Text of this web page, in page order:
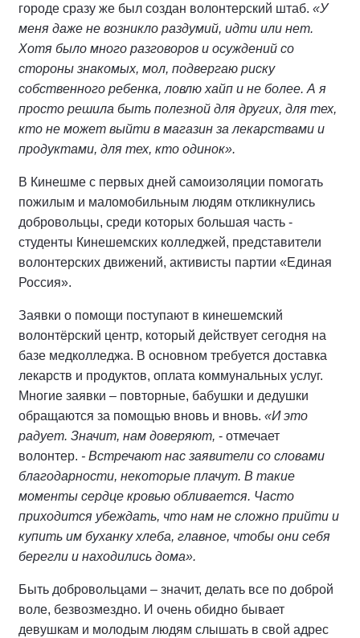
городе сразу же был создан волонтерский штаб. «У
меня даже не возникло раздумий, идти или нет.
Хотя было много разговоров и осуждений со
стороны знакомых, мол, подвергаю риску
собственного ребенка, ловлю хайп и не более. А я
просто решила быть полезной для других, для тех,
кто не может выйти в магазин за лекарствами и
продуктами, для тех, кто одинок».
В Кинешме с первых дней самоизоляции помогать
пожилым и маломобильным людям откликнулись
добровольцы, среди которых большая часть -
студенты Кинешемских колледжей, представители
волонтерских движений, активисты партии «Единая
Россия».
Заявки о помощи поступают в кинешемский
волонтёрский центр, который действует сегодня на
базе медколледжа. В основном требуется доставка
лекарств и продуктов, оплата коммунальных услуг.
Многие заявки – повторные, бабушки и дедушки
обращаются за помощью вновь и вновь. «И это
радует. Значит, нам доверяют, - отмечает
волонтер. - Встречают нас заявители со словами
благодарности, некоторые плачут. В такие
моменты сердце кровью обливается. Часто
приходится убеждать, что нам не сложно прийти и
купить им буханку хлеба, главное, чтобы они себя
берегли и находились дома».
Быть добровольцами – значит, делать все по доброй
воле, безвозмездно. И очень обидно бывает
девушкам и молодым людям слышать в свой адрес